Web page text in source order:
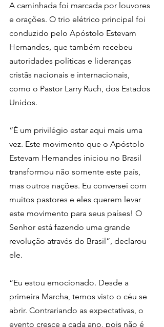
A caminhada foi marcada por louvores
e orações. O trio elétrico principal foi
conduzido pelo Apóstolo Estevam
Hernandes, que também recebeu
autoridades políticas e lideranças
cristãs nacionais e internacionais,
como o Pastor Larry Ruch, dos Estados
Unidos.
“É um privilégio estar aqui mais uma
vez. Este movimento que o Apóstolo
Estevam Hernandes iniciou no Brasil
transformou não somente este país,
mas outros nações. Eu conversei com
muitos pastores e eles querem levar
este movimento para seus países! O
Senhor está fazendo uma grande
revolução através do Brasil”, declarou
ele.
“Eu estou emocionado. Desde a
primeira Marcha, temos visto o céu se
abrir. Contrariando as expectativas, o
evento cresce a cada ano, pois não é